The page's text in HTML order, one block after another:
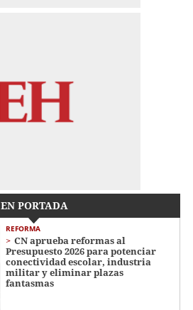
EN PORTADA
REFORMA
CN aprueba reformas al
Presupuesto 2026 para potenciar
conectividad escolar, industria
militar y eliminar plazas
fantasmas